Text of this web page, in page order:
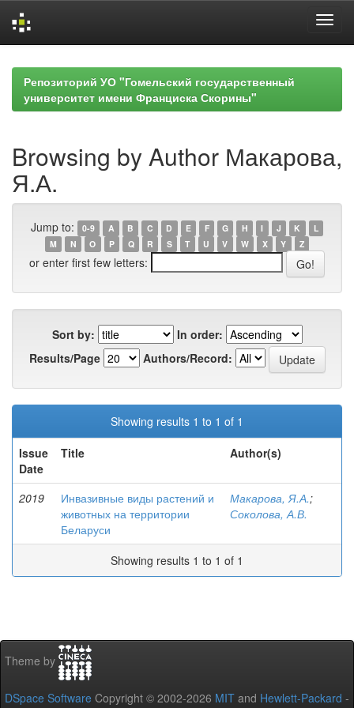
navigationРепозиторий УО "Гомельский государственный
университет имени Франциска Скорины"
Browsing by Author Макарова,
Я.А.
Jump to: 0-9 A B C D E F G H I J K
L
M
N O P Q R S T U V W X Y Z
or enter first few letters:
Sort by:
In order:
Results/Page
Authors/Record:
Showing results 1 to 1 of 1
Issue
Date
Title Author(s)
2019
Инвазивные виды растений и
животных на территории
Беларуси
Макарова, Я.А.;
Соколова, А.В.
Showing results 1 to 1 of 1
Theme by
DSpace Software Copyright © 2002-2026 MIT and Hewlett-Packard -